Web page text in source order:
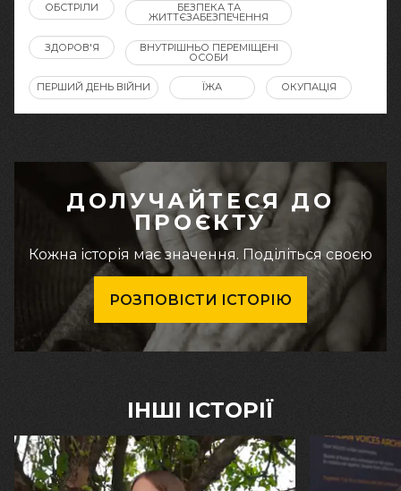
ОБСТРІЛИ БЕЗПЕКА ТА
ЖИТТЄЗАБЕЗПЕЧЕННЯ
ЗДОРОВ'Я ВНУТРІШНЬО ПЕРЕМІЩЕНІ
ОСОБИ
ПЕРШИЙ ДЕНЬ ВІЙНИ ЇЖА ОКУПАЦІЯ
ДОЛУЧАЙТЕСЯ ДО
ПРОЄКТУ
Кожна історія має значення. Поділіться своєю
РОЗПОВІСТИ ІСТОРІЮ
ІНШІ ІСТОРІЇ